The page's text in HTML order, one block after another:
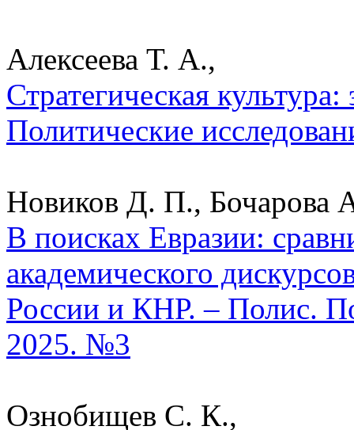
Алексеева Т. А.,
Стратегическая
Политические
Новиков Д. П., Бочарова
В поисках Евразии:
академического
России и КНР. – Полис.
2025. №3
Ознобищев С. К.,